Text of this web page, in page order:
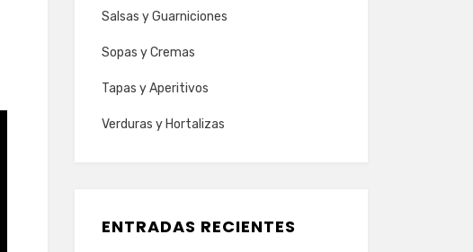
Salsas y Guarniciones
Sopas y Cremas
Tapas y Aperitivos
Verduras y Hortalizas
ENTRADAS RECIENTES